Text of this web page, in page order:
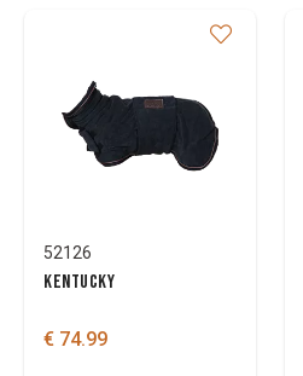
52126
KENTUCKY
€ 74.99